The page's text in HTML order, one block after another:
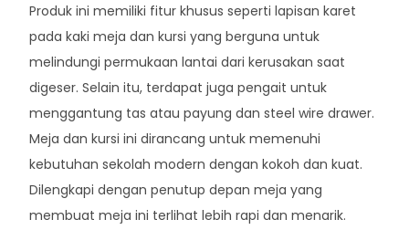
Produk ini memiliki fitur khusus seperti lapisan karet
pada kaki meja dan kursi yang berguna untuk
melindungi permukaan lantai dari kerusakan saat
digeser. Selain itu, terdapat juga pengait untuk
menggantung tas atau payung dan steel wire drawer.
Meja dan kursi ini dirancang untuk memenuhi
kebutuhan sekolah modern dengan kokoh dan kuat.
Dilengkapi dengan penutup depan meja yang
membuat meja ini terlihat lebih rapi dan menarik.